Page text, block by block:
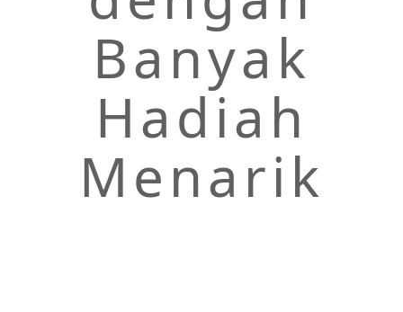
Banyak
Hadiah
Menarik